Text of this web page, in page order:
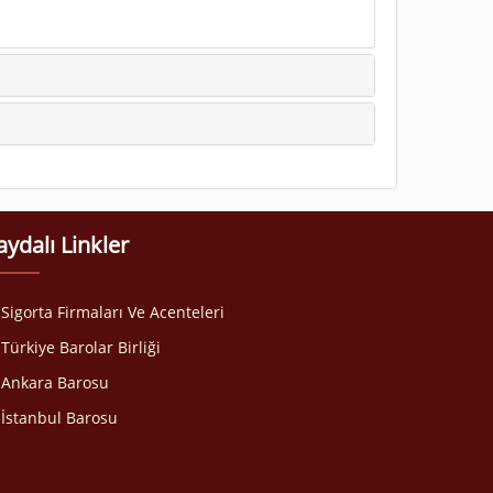
Linkler
Sigorta Firmaları Ve Acenteleri
Türkiye Barolar Birliği
Ankara Barosu
İstanbul Barosu